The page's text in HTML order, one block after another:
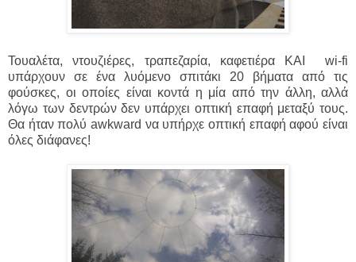
Τουαλέτα, ντουζιέρες, τραπεζαρία, καφετιέρα ΚΑΙ wi-fi
υπάρχουν σε ένα λυόμενο σπιτάκι 20 βήματα από τις
φούσκες, οι οποίες είναι κοντά η μία από την άλλη, αλλά
λόγω των δεντρών δεν υπάρχει οπτική επαφή μεταξύ τους.
Θα ήταν πολύ awkward να υπήρχε οπτική επαφή αφού είναι
όλες διάφανες!